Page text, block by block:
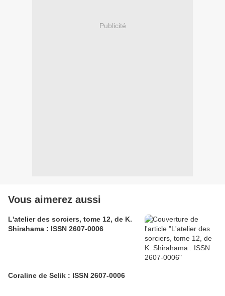
Publicité
Vous aimerez aussi
L'atelier des sorciers, tome 12, de K.
Shirahama : ISSN 2607-0006
Coraline de Selik : ISSN 2607-0006